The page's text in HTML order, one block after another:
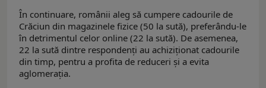
În continuare, românii aleg să cumpere cadourile de
Crăciun din magazinele fizice (50 la sută), preferându-le
în detrimentul celor online (22 la sută). De asemenea,
22 la sută dintre respondenţi au achiziţionat cadourile
din timp, pentru a profita de reduceri şi a evita
aglomeraţia.